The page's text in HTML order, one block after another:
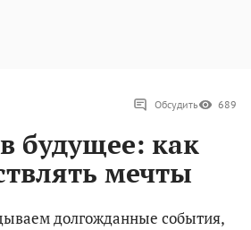
Обсудить 689
будущее: как
мечты
долгожданные события,